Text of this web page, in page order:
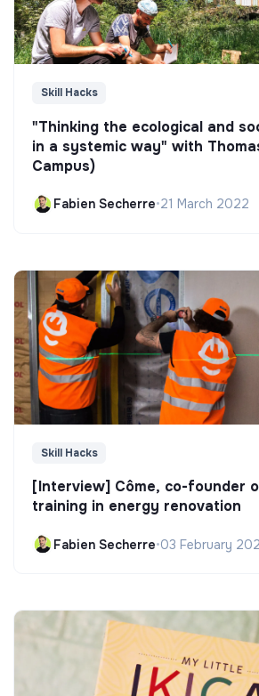
Skill Hacks
"Thinking the ecological and
in a systemic way" with
Campus)
Fabien Secherre•21 March 2022
Skill Hacks
[Interview] Côme, co-founder
training in energy renovation
Fabien Secherre•03 February